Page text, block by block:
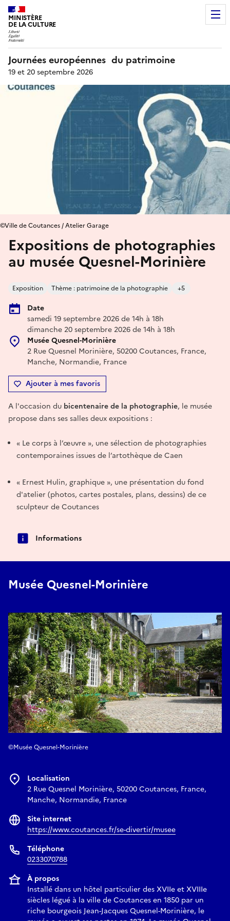
MINISTÈRE
DE LA CULTURE
Journées européennes du patrimoine
19 et 20 septembre 2026
Expositions de photographies
au musée Quesnel-Morinière
Exposition Thème : patrimoine de la photographie +5
Date
samedi 19 septembre 2026 de 14h à 18h
dimanche 20 septembre 2026 de 14h à 18h
Musée Quesnel-Morinière
2 Rue Quesnel Morinière, 50200 Coutances, France,
Manche, Normandie, France
Ajouter à mes favoris
©Ville de Coutances / Atelier Garage
A l'occasion du bicentenaire de la photographie, le musée
propose dans ses salles deux expositions :
« Le corps à l’œuvre », une sélection de photographies
contemporaines issues de l’artothèque de Caen
« Ernest Hulin, graphique », une présentation du fond
d'atelier (photos, cartes postales, plans, dessins) de ce
sculpteur de Coutances
Informations
Musée Quesnel-Morinière
©Musée Quesnel-Morinière
Localisation
2 Rue Quesnel Morinière, 50200 Coutances, France,
Manche, Normandie, France
Site internet
https://www.coutances.fr/se-divertir/musee
Téléphone
0233070788
À propos
Installé dans un hôtel particulier des XVIIe et XVIIIe
siècles légué à la ville de Coutances en 1850 par un
riche bourgeois Jean-Jacques Quesnel-Morinière, le